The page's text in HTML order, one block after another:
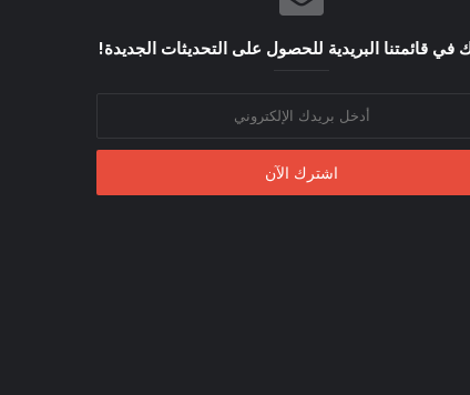
في قائمتنا البريدية للحصول على التحديثات الجديدة!